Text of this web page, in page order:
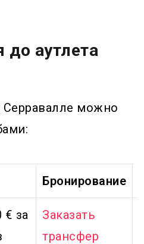
до аутлета
Серравалле можно
Бронирование
€ за
Заказать
трансфер